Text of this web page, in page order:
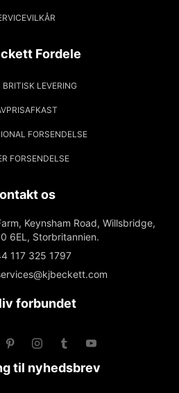
Fordele
BRITISK LEVERING
FORSENDELSE
FORSENDELSE
os
Keynsham Road, Willsbridge,
6EL, Storbritannien.
117 325 1797
forbundet
til nyhedsbrev